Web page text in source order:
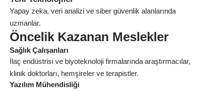
Yapay zeka, veri analizi ve siber güvenlik alanlarında
uzmanlar.
Öncelik Kazanan Meslekler
Sağlık Çalışanları
İlaç endüstrisi ve biyoteknoloji firmalarında araştırmacılar,
klinik doktorları, hemşireler ve terapistler.
Yazılım Mühendisliği